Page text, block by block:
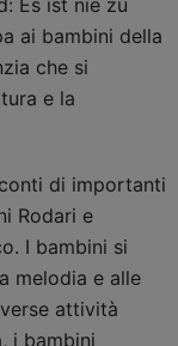
Es ist nie zu
ai bambini della
che si
e la
di importanti
Rodari e
I bambini si
melodia e alle
attività
i bambini